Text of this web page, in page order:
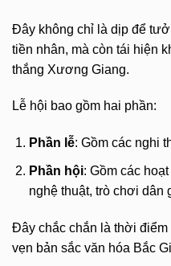
Đây không chỉ là dịp để
tiền nhân, mà còn tái hiện
thắng Xương Giang.
Lễ hội bao gồm hai phần:
Phần lễ: Gồm các nghi
Phần hội: Gồm các
nghệ thuật, trò chơi dân
Đây chắc chắn là thời
vẹn bản sắc văn hóa Bắc